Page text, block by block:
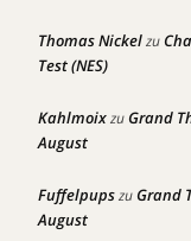
Thomas Nickelzu
Test (NES)
KahlmoixzuGrand
August
FuffelpupszuGrand
August